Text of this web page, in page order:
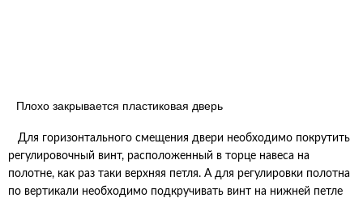
Плохо закрывается пластиковая дверь
Для горизонтального смещения двери необходимо покрутить
регулировочный винт, расположенный в торце навеса на
полотне, как раз таки верхняя петля. А для регулировки полотна
по вертикали необходимо подкручивать винт на нижней петле